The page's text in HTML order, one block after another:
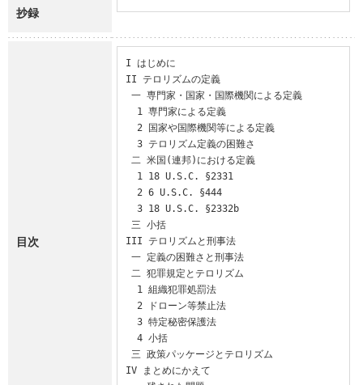
抄録
目次
I はじめに
II テロリズムの定義
III テロリズムと刑事法
IV まとめにかえて